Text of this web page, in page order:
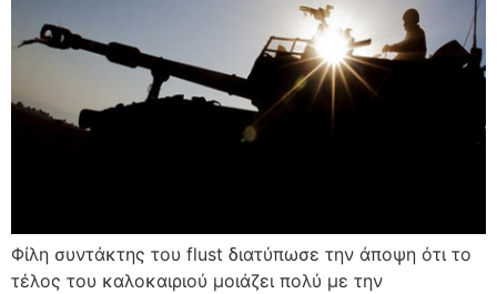
Φίλη συντάκτης του flust διατύπωσε την άποψη ότι το
τέλος του καλοκαιριού μοιάζει πολύ με την